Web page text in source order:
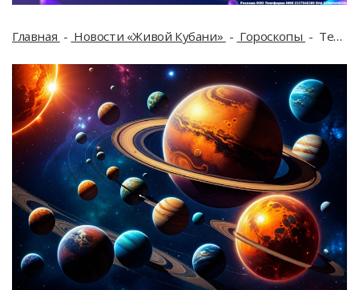
Главная Новости «Живой Кубани» Гороскопы Тельцы прекрасно проведут время на природе, а Весам следует набраться терпения